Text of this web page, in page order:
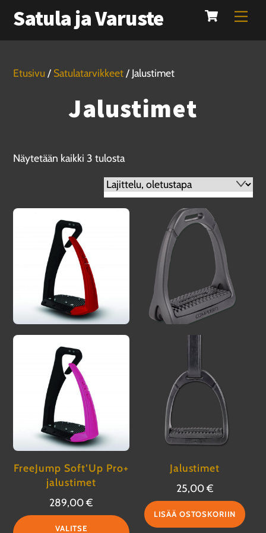
content
Cart
Satula ja Varuste
Etusivu / Satulatarvikkeet/ Jalustimet
Jalustimet
Näytetään kaikki 3 tulosta
FreeJump Soft’Up Pro+
jalustimet
289,00€
VALITSE
Tällä
Jalustimet
25,00€
LISÄÄ OSTOSKORIIN